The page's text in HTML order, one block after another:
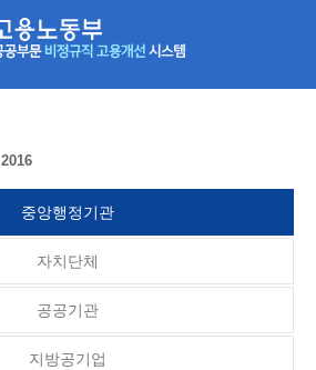
2016
중앙행정기관
자치단체
공공기관
지방공기업